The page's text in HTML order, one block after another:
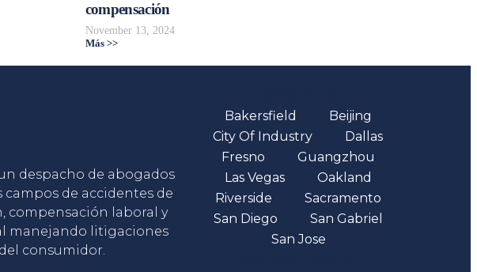
compensación
November 13, 2024
Más >>
despacho de abogados
de accidentes de
compensación laboral y
manejando litigaciones
consumidor.
Bakersfield
Beijing
City Of Industry
Dallas
Fresno
Guangzhou
Las Vegas
Oakland
Riverside
Sacramento
San Diego
San Gabriel
San Jose